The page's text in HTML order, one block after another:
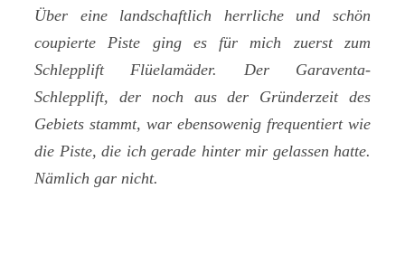
Über eine landschaftlich herrliche und schön
coupierte Piste ging es für mich zuerst zum
Schlepplift Flüelamäder. Der Garaventa-
Schlepplift, der noch aus der Gründerzeit des
Gebiets stammt, war ebensowenig frequentiert wie
die Piste, die ich gerade hinter mir gelassen hatte.
Nämlich gar nicht.